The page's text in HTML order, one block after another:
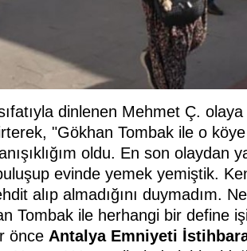
dinlenen Mehmet Ç. olaya
"Gökhan Tombak ile o
oldu. En son olaydan
evinde yemek yemiştik.
alıp almadığını duymadım.
Tombak ile herhangi bir define
önce Antalya Emniyeti